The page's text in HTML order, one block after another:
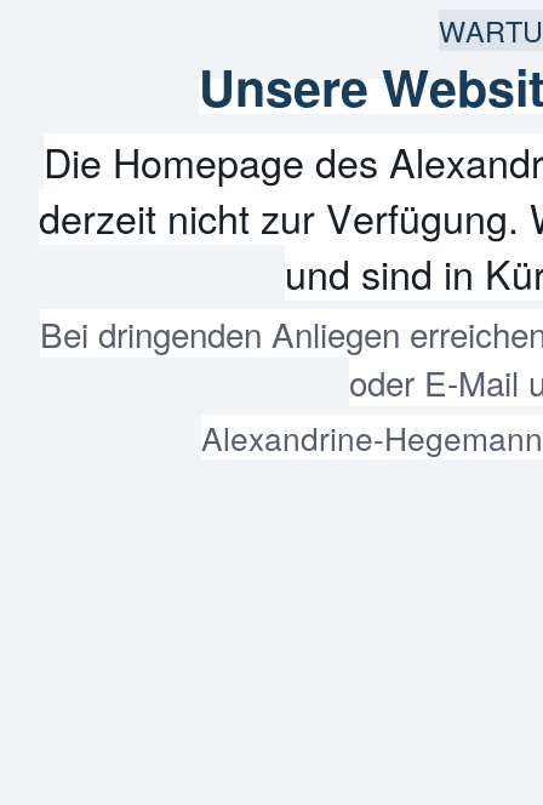
Unsere
Die Homepage des
derzeit nicht zur Verfügung.
und sind in
Bei dringenden Anliegen
oder E-Mail
Alexandrine-